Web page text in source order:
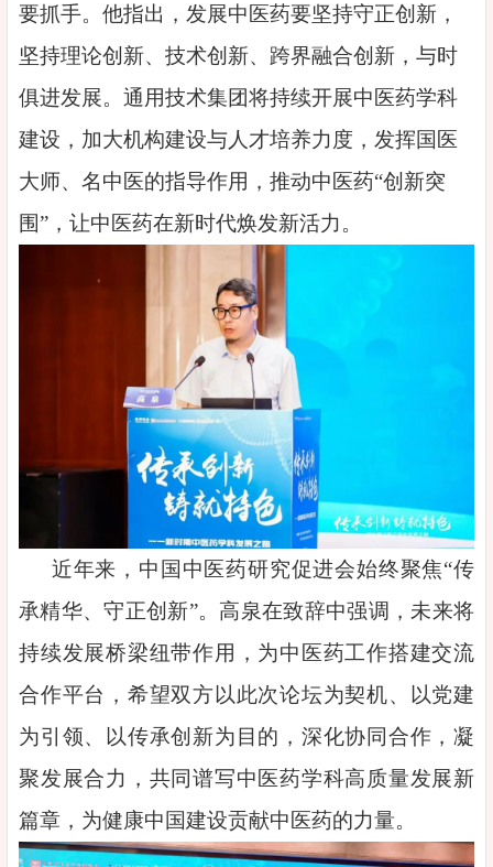
要抓手。他指出，发展中医药要坚持守正创新，
坚持理论创新、技术创新、跨界融合创新，与时
俱进发展。通用技术集团将持续开展中医药学科
建设，加大机构建设与人才培养力度，发挥国医
大师、名中医的指导作用，推动中医药“创新突
围”，让中医药在新时代焕发新活力。
近年来，中国中医药研究促进会始终聚焦“传
承精华、守正创新”。高泉在致辞中强调，未来将
持续发展桥梁纽带作用，为中医药工作搭建交流
合作平台，希望双方以此次论坛为契机、以党建
为引领、以传承创新为目的，深化协同合作，凝
聚发展合力，共同谱写中医药学科高质量发展新
篇章，为健康中国建设贡献中医药的力量。